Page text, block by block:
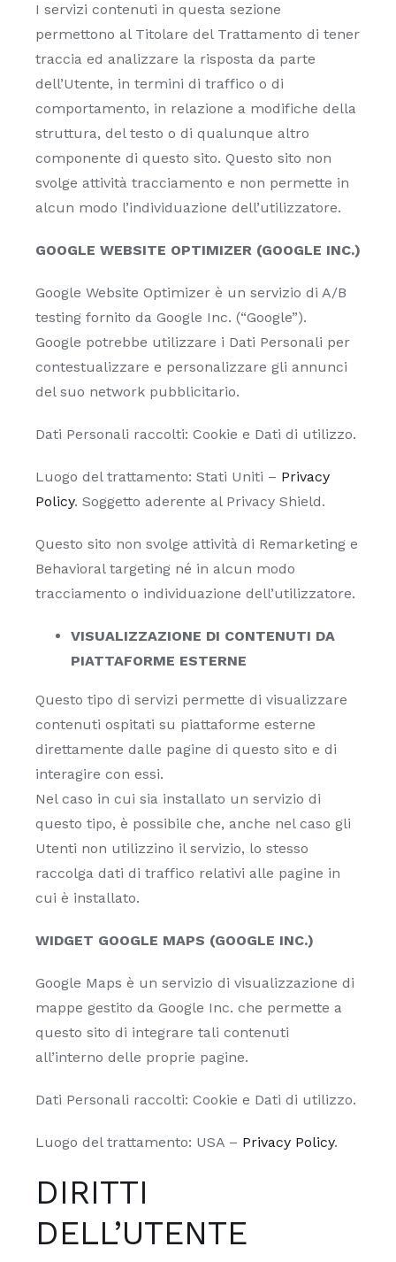
I servizi contenuti in questa sezione
permettono al Titolare del Trattamento di tener
traccia ed analizzare la risposta da parte
dell’Utente, in termini di traffico o di
comportamento, in relazione a modifiche della
struttura, del testo o di qualunque altro
componente di questo sito. Questo sito non
svolge attività tracciamento e non permette in
alcun modo l’individuazione dell’utilizzatore.
GOOGLE WEBSITE OPTIMIZER (GOOGLE INC.)
Google Website Optimizer è un servizio di A/B
testing fornito da Google Inc. (“Google”).
Google potrebbe utilizzare i Dati Personali per
contestualizzare e personalizzare gli annunci
del suo network pubblicitario.
Dati Personali raccolti: Cookie e Dati di utilizzo.
Luogo del trattamento: Stati Uniti – Privacy
Policy. Soggetto aderente al Privacy Shield.
Questo sito non svolge attività di Remarketing e
Behavioral targeting né in alcun modo
tracciamento o individuazione dell’utilizzatore.
VISUALIZZAZIONE DI CONTENUTI DA
PIATTAFORME ESTERNE
Questo tipo di servizi permette di visualizzare
contenuti ospitati su piattaforme esterne
direttamente dalle pagine di questo sito e di
interagire con essi.
Nel caso in cui sia installato un servizio di
questo tipo, è possibile che, anche nel caso gli
Utenti non utilizzino il servizio, lo stesso
raccolga dati di traffico relativi alle pagine in
cui è installato.
WIDGET GOOGLE MAPS (GOOGLE INC.)
Google Maps è un servizio di visualizzazione di
mappe gestito da Google Inc. che permette a
questo sito di integrare tali contenuti
all’interno delle proprie pagine.
Dati Personali raccolti: Cookie e Dati di utilizzo.
Luogo del trattamento: USA – Privacy Policy.
DIRITTI
DELL’UTENTE